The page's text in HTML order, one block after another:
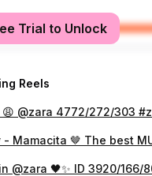
Trial to Unlock
Reels